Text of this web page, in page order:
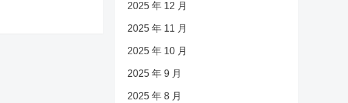
2025 年 12 月
2025 年 11 月
2025 年 10 月
2025 年 9 月
2025 年 8 月